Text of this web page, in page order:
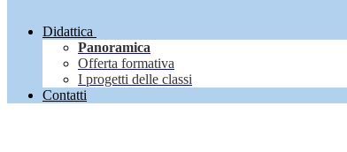
Didattica
Panoramica
Offerta formativa
I progetti delle classi
Contatti